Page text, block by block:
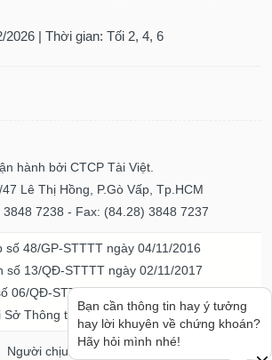
2026 | Thời gian: Tối 2, 4, 6
hành bởi CTCP Tài Việt.
Lê Thị Hồng, P.Gò Vấp, Tp.HCM
3848 7238 - Fax: (84.28) 3848 7237
số 48/GP-STTTT ngày 04/11/2016
số 13/QĐ-STTTT ngày 02/11/2017
06/QĐ-STTTT-ICP ngày 20/07/2023
Thông tin và Truyền thông TPHCM
Người chịu trách nhiệm
Bạn cần thông tin hay ý tưởng
hay lời khuyên về chứng khoán?
Hãy hỏi mình nhé!